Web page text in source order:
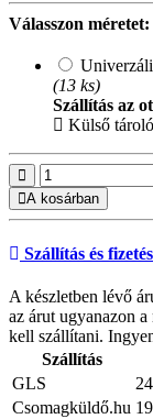
Válasszon méretet:
(13 ks)
Szállítás az
Külső
A kosárban
Szállítás és fizetés
A készletben lévő
az árut ugyanazon
kell szállítani.
Szállítás
GLS
Csomagküldő.hu